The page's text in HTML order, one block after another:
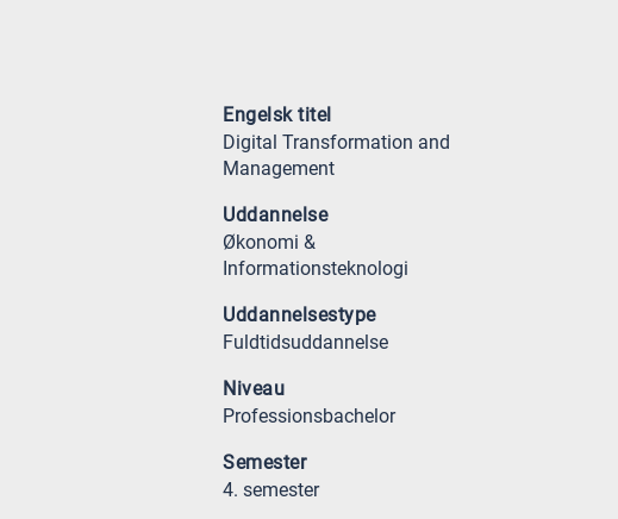
Engelsk titel
Digital Transformation and
Management
Uddannelse
Økonomi &
Informationsteknologi
Uddannelsestype
Fuldtidsuddannelse
Niveau
Professionsbachelor
Semester
4. semester